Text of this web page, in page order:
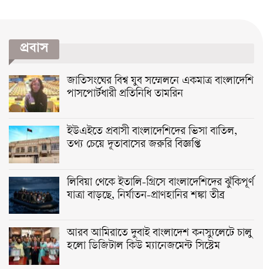
প্রবাস
জাতিসংঘের বিশ্ব যুব সম্মেলনে একমাত্র বাংলাদেশি
পাসপোর্টধারী প্রতিনিধি তামরিন
ইউএইতে প্রবাসী বাংলাদেশিদের ভিসা বাতিল,
তথ্য চেয়ে দূতাবাসের জরুরি বিজ্ঞপ্তি
লিবিয়া থেকে ইতালি-গ্রিসে বাংলাদেশিদের ঝুঁকিপূর্ণ
যাত্রা বাড়ছে, নির্যাতন-প্রাণহানির শঙ্কা তীব্র
আরব আমিরাতে দুবাই বাংলাদেশ কনস্যুলেটে চালু
হলো ডিজিটাল কিউ ম্যানেজমেন্ট সিস্টেম